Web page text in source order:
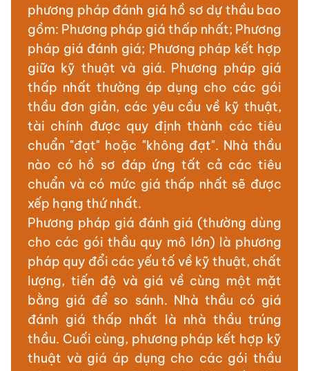
phương pháp đánh giá hồ sơ dự thầu bao
gồm: Phương pháp giá thấp nhất; Phương
pháp giá đánh giá; Phương pháp kết hợp
giữa kỹ thuật và giá. Phương pháp giá
thấp nhất thường áp dụng cho các gói
thầu đơn giản, các yêu cầu về kỹ thuật,
tài chính được quy định thành các tiêu
chuẩn "đạt" hoặc "không đạt". Nhà thầu
nào có hồ sơ đáp ứng tất cả các tiêu
chuẩn và có mức giá thấp nhất sẽ được
xếp hạng thứ nhất.
Phương pháp giá đánh giá (thường dùng
cho các gói thầu quy mô lớn) là phương
pháp quy đổi các yếu tố về kỹ thuật, chất
lượng, tiến độ và giá về cùng một mặt
bằng giá để so sánh. Nhà thầu có giá
đánh giá thấp nhất là nhà thầu trúng
thầu. Cuối cùng, phương pháp kết hợp kỹ
thuật và giá áp dụng cho các gói thầu